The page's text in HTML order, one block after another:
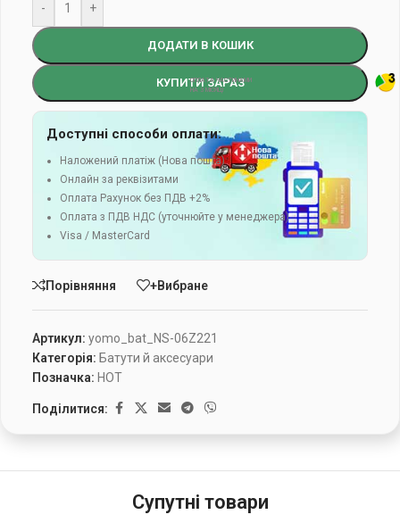
- +
ДОДАТИ В КОШИК
КУПИТИ ЗАРАЗ
Доступні способи оплати:
Наложений платіж (Нова пошта)
Онлайн за реквізитами
Оплата Рахунок без ПДВ +2%
Оплата з ПДВ НДС (уточнюйте у менеджера)
Visa / MasterCard
Порівняння +Вибране
Артикул: yomo_bat_NS-06Z221
Категорія: Батути й аксесуари
Позначка: HOT
Поділитися:
Супутні товари